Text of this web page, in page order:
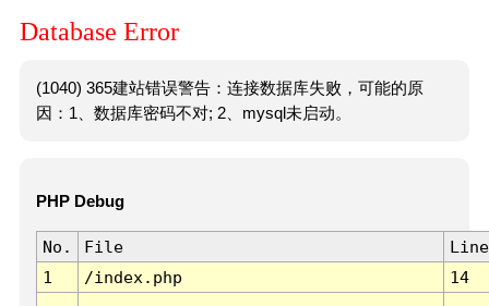
Database Error
(1040) 365建站错误警告：连接数据库失败，可能的原
因：1、数据库密码不对; 2、mysql未启动。
PHP Debug
No. File
Line
1
/index.php 14